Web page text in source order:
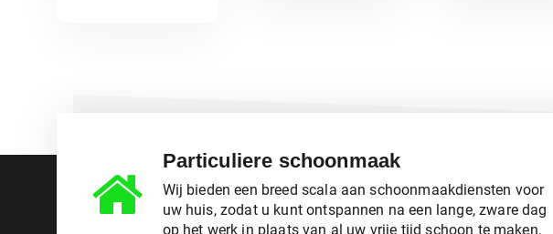
Particuliere schoonmaak
Wij bieden een breed scala aan schoonmaakdiensten voor
uw huis, zodat u kunt ontspannen na een lange, zware dag
op het werk in plaats van al uw vrije tijd schoon te maken.